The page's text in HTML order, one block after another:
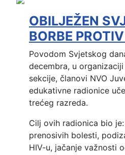
OBILJEŽEN
BORBE
Povodom Svjetskog
decembra, u
sekcije, članovi NVO
edukativne radionice
trećeg razreda.
Cilj ovih radionica bio
prenosivih bolesti,
HIV-u, jačanje važnosti